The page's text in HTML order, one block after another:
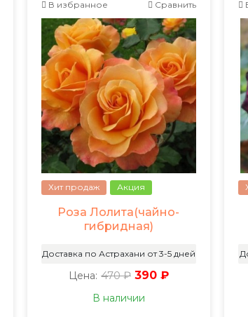
В избранное Сравнить
Хит продаж Акция
Роза Лолита(чайно-
гибридная)
Доставка по Астрахани от 3-5 дней
Цена: 470 ₽ 390 ₽
В наличии